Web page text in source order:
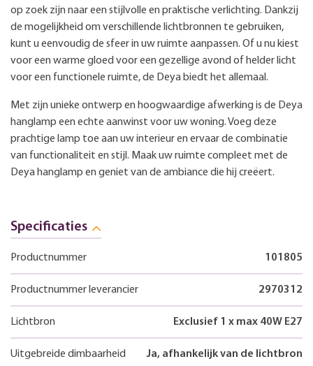
op zoek zijn naar een stijlvolle en praktische verlichting. Dankzij
de mogelijkheid om verschillende lichtbronnen te gebruiken,
kunt u eenvoudig de sfeer in uw ruimte aanpassen. Of u nu kiest
voor een warme gloed voor een gezellige avond of helder licht
voor een functionele ruimte, de Deya biedt het allemaal.
Met zijn unieke ontwerp en hoogwaardige afwerking is de Deya
hanglamp een echte aanwinst voor uw woning. Voeg deze
prachtige lamp toe aan uw interieur en ervaar de combinatie
van functionaliteit en stijl. Maak uw ruimte compleet met de
Deya hanglamp en geniet van de ambiance die hij creëert.
Specificaties
Productnummer 101805
Productnummer leverancier 2970312
Lichtbron Exclusief 1 x max 40W E27
Uitgebreide dimbaarheid Ja, afhankelijk van de lichtbron